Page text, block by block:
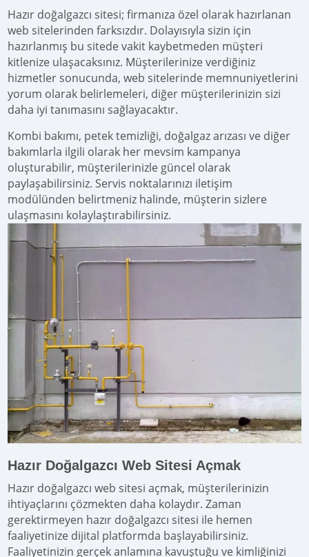
Hazır doğalgazcı sitesi; firmanıza özel olarak hazırlanan
web sitelerinden farksızdır. Dolayısıyla sizin için
hazırlanmış bu sitede vakit kaybetmeden müşteri
kitlenize ulaşacaksınız. Müşterilerinize verdiğiniz
hizmetler sonucunda, web sitelerinde memnuniyetlerini
yorum olarak belirlemeleri, diğer müşterilerinizin sizi
daha iyi tanımasını sağlayacaktır.
Kombi bakımı, petek temizliği, doğalgaz arızası ve diğer
bakımlarla ilgili olarak her mevsim kampanya
oluşturabilir, müşterilerinizle güncel olarak
paylaşabilirsiniz. Servis noktalarınızı iletişim
modülünden belirtmeniz halinde, müşterin sizlere
ulaşmasını kolaylaştırabilirsiniz.
Hazır Doğalgazcı Web Sitesi Açmak
Hazır doğalgazcı web sitesi açmak, müşterilerinizin
ihtiyaçlarını çözmekten daha kolaydır. Zaman
gerektirmeyen hazır doğalgazcı sitesi ile hemen
faaliyetinize dijital platformda başlayabilirsiniz.
Faaliyetinizin gerçek anlamına kavuştuğu ve kimliğinizi